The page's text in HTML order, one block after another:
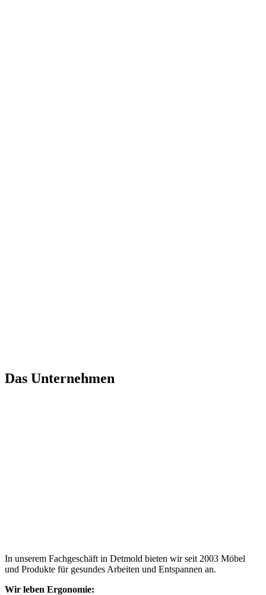
Das Unternehmen
In unserem Fachgeschäft in Detmold bieten wir seit 2003 Möbel
und Produkte für gesundes Arbeiten und Entspannen an.
Wir leben Ergonomie: